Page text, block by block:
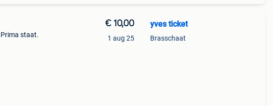
staat.
€ 10,00
1 aug 25
yves ticket
Brasschaat